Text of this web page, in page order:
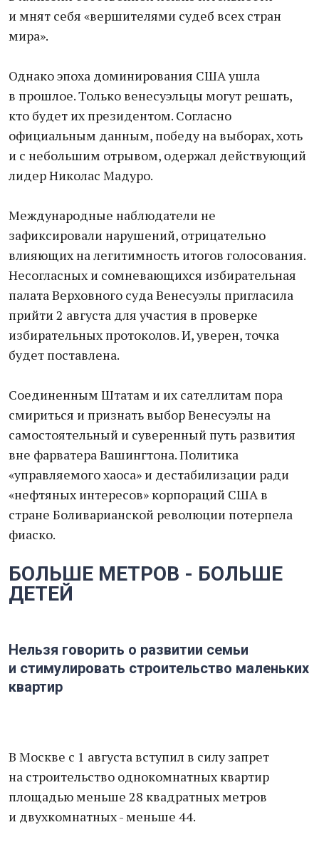
и мнят себя «вершителями судеб всех стран
мира».
Однако эпоха доминирования США ушла
в прошлое. Только венесуэльцы могут решать,
кто будет их президентом. Согласно
официальным данным, победу на выборах, хоть
и с небольшим отрывом, одержал действующий
лидер Николас Мадуро.
Международные наблюдатели не
зафиксировали нарушений, отрицательно
влияющих на легитимность итогов голосования.
Несогласных и сомневающихся избирательная
палата Верховного суда Венесуэлы пригласила
прийти 2 августа для участия в проверке
избирательных протоколов. И, уверен, точка
будет поставлена.
Соединенным Штатам и их сателлитам пора
смириться и признать выбор Венесуэлы на
самостоятельный и суверенный путь развития
вне фарватера Вашингтона. Политика
«управляемого хаоса» и дестабилизации ради
«нефтяных интересов» корпораций США в
стране Боливарианской революции потерпела
фиаско.
БОЛЬШЕ МЕТРОВ - БОЛЬШЕ
ДЕТЕЙ
Нельзя говорить о развитии семьи
и стимулировать строительство маленьких
квартир
В Москве с 1 августа вступил в силу запрет
на строительство однокомнатных квартир
площадью меньше 28 квадратных метров
и двухкомнатных - меньше 44.